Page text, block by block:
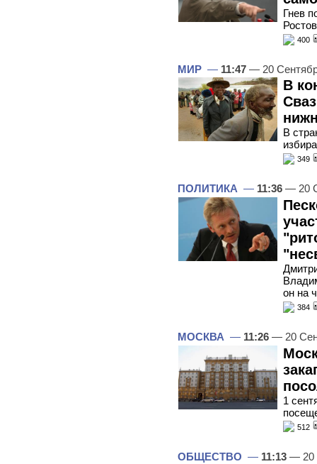
Гнев
400
МИР — 11:47 — 20
В
В
349
ПОЛИТИКА — 11:36 — 20
он на
384
МОСКВА — 11:26 — 20
1
512
ОБЩЕСТВО — 11:13 — 20